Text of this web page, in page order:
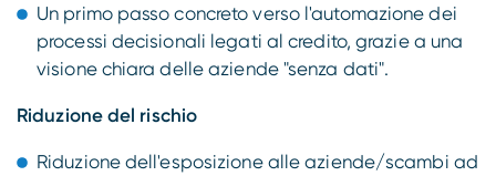
Un primo passo concreto verso l'automazione dei
processi decisionali legati al credito, grazie a una
visione chiara delle aziende "senza dati".
Riduzione del rischio
Riduzione dell'esposizione alle aziende/scambi ad